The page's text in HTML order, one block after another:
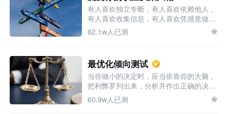
有人喜欢独立专断，有人喜欢依赖他人，
有人喜欢收集信息，有人喜欢凭感觉做决
定，有人爱做梦，有人喜务实，有人速战
速决，有人延迟满足，你呢？
62.1w人已测
最优化倾向测试
当你做小的决定时，应当依靠你的大脑，
把利弊罗列出来，分析并作出正确的决
定；当你做大的决定，如寻找终身伴侣或
寻找理想时，你就应该依靠你的潜意识，
60.9w人已测